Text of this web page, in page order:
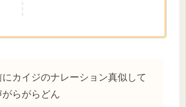
カイジのナレーション真似して
らがらどん